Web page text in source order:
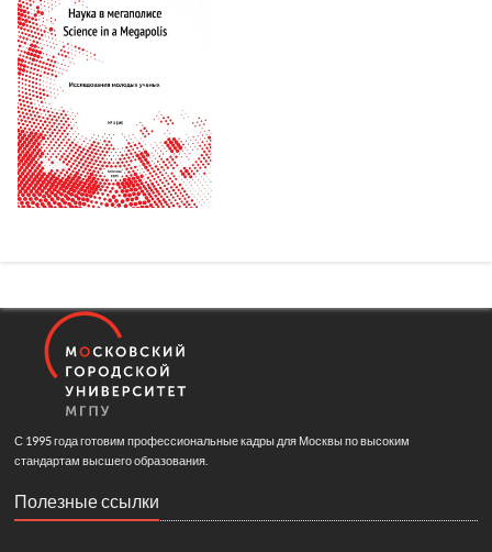
С 1995 года готовим профессиональные кадры для Москвы по высоким
стандартам высшего образования.
Полезные ссылки